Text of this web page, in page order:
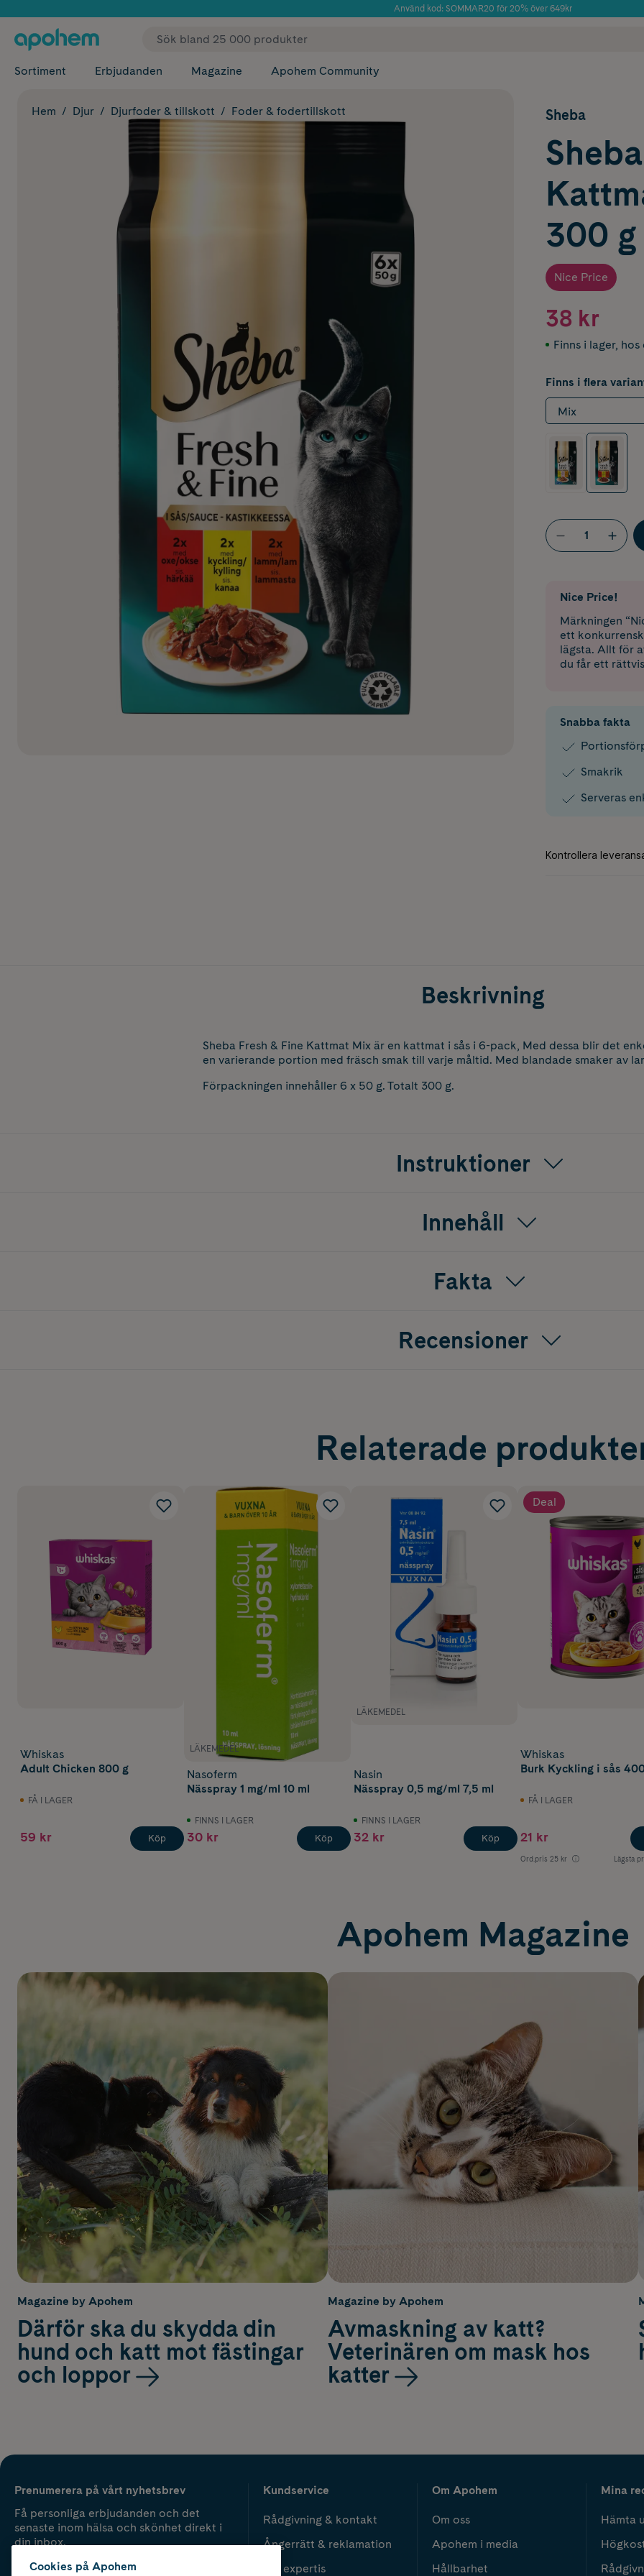
Använd kod: SOMMAR20 för 20% över 649kr
✓ Fri frakt
Sortiment Erbjudanden Magazine Apohem Community
Hem Djur Djurfoder & tillskott Foder & fodertillskott Sheba
300 g
Nice Price
38 kr
Finns i lager, hos
Finns i flera
Mix
Nice Price!
Märkningen
ett
lägsta. Allt för
du får ett
Snabba fakta
Smakrik
Serveras
Beskrivning
Sheba Fresh & Fine Kattmat Mix är en kattmat i sås i 6-pack, Med dessa blir det
en varierande portion med fräsch smak till varje måltid. Med blandade smaker av
Förpackningen innehåller 6 x 50 g. Totalt 300 g.
Instruktioner
Innehåll
Fakta
Recensioner
Relaterade
Whiskas
Adult Chicken 800 g
FÅ I LAGER
59 kr Köp
LÄKEMEDEL
Nasoferm
Nässpray 1 mg/ml 10 ml
FINNS I LAGER
30 kr Köp
LÄKEMEDEL
Nasin
Nässpray 0,5 mg/ml 7,5 ml
FINNS I LAGER
32 kr Köp
Deal
Whiskas
Burk Kyckling i sås
FÅ I LAGER
21 kr
Ord.pris 25 kr Lägsta
Apohem Magazine
Magazine by Apohem
Därför ska du skydda din
hund och katt mot fästingar
och loppor
Magazine by Apohem
Avmaskning av katt?
Veterinären om mask hos
katter
Prenumerera på vårt nyhetsbrev
Få personliga erbjudanden och det
senaste inom hälsa och skönhet direkt i
din inbox.
Kundservice
Rådgivning & kontakt
Ångerrätt & reklamation
Vår expertis
Om Apohem
Om oss
Apohem i media
Hållbarhet
Mina
Hämta
Cookies på Apohem